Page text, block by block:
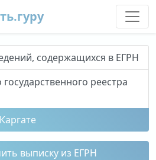
содержащихся в ЕГРН
реестра
выписку из ЕГРН